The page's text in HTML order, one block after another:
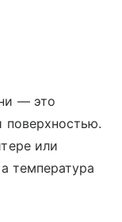
— это
поверхностью.
или
температура